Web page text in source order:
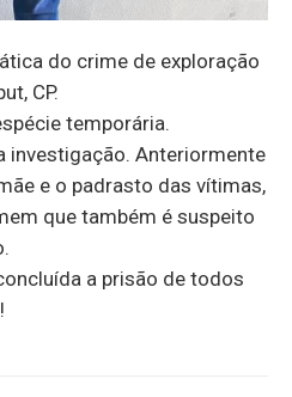
do crime de exploração
CP.
temporária.
investigação. Anteriormente
e o padrasto das vítimas,
que também é suspeito
a prisão de todos